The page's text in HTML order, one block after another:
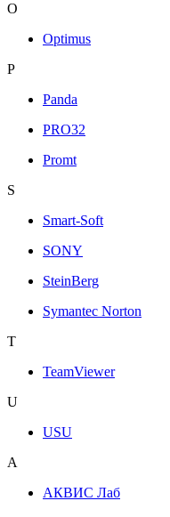
O
Optimus
P
Panda
PRO32
Promt
S
Smart-Soft
SONY
SteinBerg
Symantec Norton
T
TeamViewer
U
USU
А
АКВИС Лаб